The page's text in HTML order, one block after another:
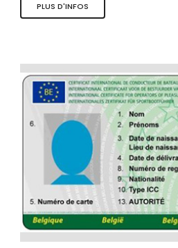
sports
qualité
PLUS D'INFOS